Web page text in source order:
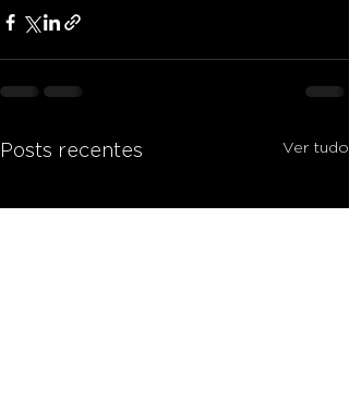
Posts recentes Ver tudo